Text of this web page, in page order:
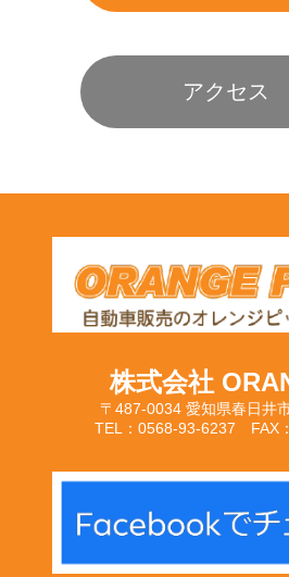
アクセス
株式会社
〒487-0034 愛知県春日井
TEL：0568-93-6237 FAX